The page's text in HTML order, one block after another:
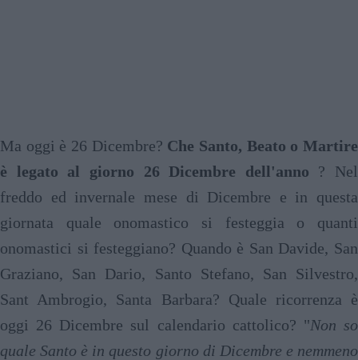
Ma oggi è 26 Dicembre? Che Santo, Beato o Martire
è legato al giorno 26 Dicembre dell'anno ? Nel
freddo ed invernale mese di Dicembre e in questa
giornata quale onomastico si festeggia o quanti
onomastici si festeggiano? Quando è San Davide, San
Graziano, San Dario, Santo Stefano, San Silvestro,
Sant Ambrogio, Santa Barbara? Quale ricorrenza è
oggi 26 Dicembre sul calendario cattolico? "Non so
quale Santo è in questo giorno di Dicembre e nemmeno